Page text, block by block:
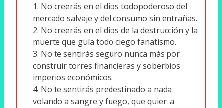
No creerás en el dios todopoderoso del
mercado salvaje y del consumo sin entrañas.
No creerás en el dios de la destrucción y la
muerte que guía todo ciego fanatismo.
No te sentirás seguro nunca más por
construir torres financieras y soberbios
imperios económicos.
No te sentirás predestinado a nada
volando a sangre y fuego, que quien a